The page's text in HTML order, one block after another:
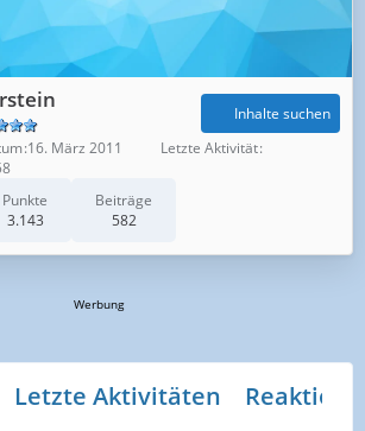
Punkte
3.143
Beiträge
582
Inhalte suchen
16. März 2011
Letzte Aktivität
Werbung
Letzte Aktivitäten